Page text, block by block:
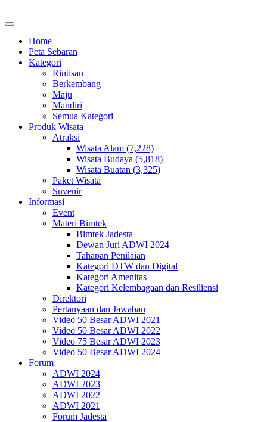
Home
Peta Sebaran
Kategori
Rintisan
Berkembang
Maju
Mandiri
Semua Kategori
Produk Wisata
Atraksi
Wisata Alam (7,228)
Wisata Budaya (5,818)
Wisata Buatan (3,325)
Paket Wisata
Suvenir
Informasi
Event
Materi Bimtek
Bimtek Jadesta
Dewan Juri ADWI 2024
Tahapan Penilaian
Kategori DTW dan Digital
Kategori Amenitas
Kategori Kelembagaan dan Resiliensi
Direktori
Pertanyaan dan Jawaban
Video 50 Besar ADWI 2021
Video 50 Besar ADWI 2022
Video 75 Besar ADWI 2023
Video 50 Besar ADWI 2024
Forum
ADWI 2024
ADWI 2023
ADWI 2022
ADWI 2021
Forum Jadesta